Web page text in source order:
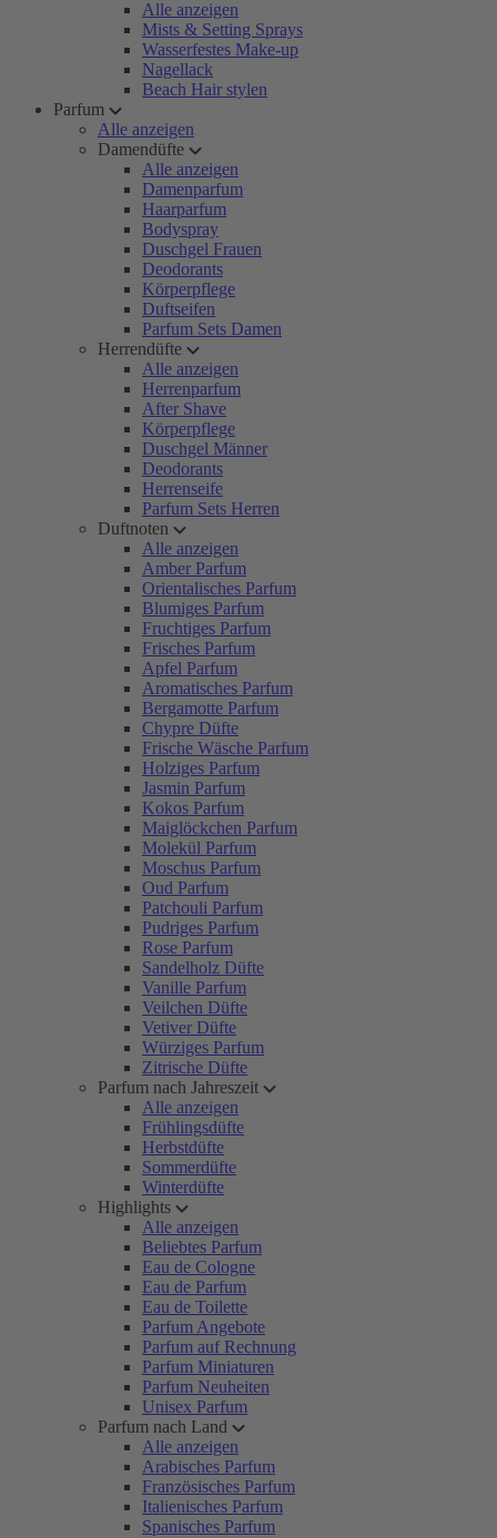
Alle anzeigen
Mists & Setting Sprays
Wasserfestes Make-up
Nagellack
Beach Hair stylen
Parfum
Alle anzeigen
Damendüfte
Alle anzeigen
Damenparfum
Haarparfum
Bodyspray
Duschgel Frauen
Deodorants
Körperpflege
Duftseifen
Parfum Sets Damen
Herrendüfte
Alle anzeigen
Herrenparfum
After Shave
Körperpflege
Duschgel Männer
Deodorants
Herrenseife
Parfum Sets Herren
Duftnoten
Alle anzeigen
Amber Parfum
Orientalisches Parfum
Blumiges Parfum
Fruchtiges Parfum
Frisches Parfum
Apfel Parfum
Aromatisches Parfum
Bergamotte Parfum
Chypre Düfte
Frische Wäsche Parfum
Holziges Parfum
Jasmin Parfum
Kokos Parfum
Maiglöckchen Parfum
Molekül Parfum
Moschus Parfum
Oud Parfum
Patchouli Parfum
Pudriges Parfum
Rose Parfum
Sandelholz Düfte
Vanille Parfum
Veilchen Düfte
Vetiver Düfte
Würziges Parfum
Zitrische Düfte
Parfum nach Jahreszeit
Alle anzeigen
Frühlingsdüfte
Herbstdüfte
Sommerdüfte
Winterdüfte
Highlights
Alle anzeigen
Beliebtes Parfum
Eau de Cologne
Eau de Parfum
Eau de Toilette
Parfum Angebote
Parfum auf Rechnung
Parfum Miniaturen
Parfum Neuheiten
Unisex Parfum
Parfum nach Land
Alle anzeigen
Arabisches Parfum
Französisches Parfum
Italienisches Parfum
Spanisches Parfum